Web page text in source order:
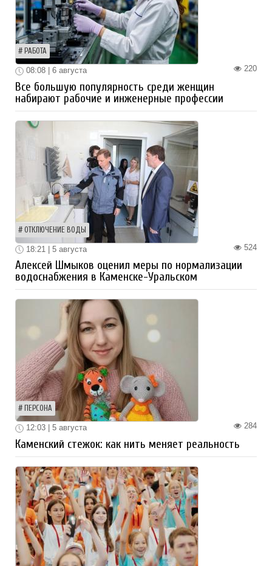
РАБОТА
220
08:08 | 6 августа
Все большую популярность среди женщин
набирают рабочие и инженерные профессии
ОТКЛЮЧЕНИЕ ВОДЫ
524
18:21 | 5 августа
Алексей Шмыков оценил меры по нормализации
водоснабжения в Каменске-Уральском
ПЕРСОНА
284
12:03 | 5 августа
Каменский стежок: как нить меняет реальность